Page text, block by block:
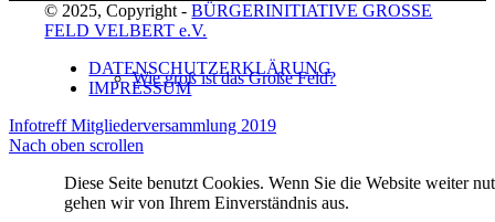
Wie groß ist das Große Feld?
© 2025, Copyright -BÜRGERINITIATIVE GROSSE
FELD VELBERT e.V.
DATENSCHUTZERKLÄRUNG
IMPRESSUM
Infotreff Mitgliederversammlung 2019
Nach oben scrollen
Diese Seite benutzt Cookies. Wenn Sie die Website weiter
gehen wir von Ihrem Einverständnis aus.